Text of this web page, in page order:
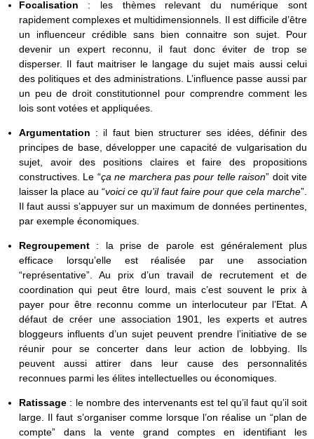
Focalisation : les thèmes relevant du numérique sont
rapidement complexes et multidimensionnels. Il est difficile d’être
un influenceur crédible sans bien connaitre son sujet. Pour
devenir un expert reconnu, il faut donc éviter de trop se
disperser. Il faut maitriser le langage du sujet mais aussi celui
des politiques et des administrations. L’influence passe aussi par
un peu de droit constitutionnel pour comprendre comment les
lois sont votées et appliquées.
Argumentation : il faut bien structurer ses idées, définir des
principes de base, développer une capacité de vulgarisation du
sujet, avoir des positions claires et faire des propositions
constructives. Le “ça ne marchera pas pour telle raison” doit vite
laisser la place au “voici ce qu’il faut faire pour que cela marche”.
Il faut aussi s’appuyer sur un maximum de données pertinentes,
par exemple économiques.
Regroupement : la prise de parole est généralement plus
efficace lorsqu’elle est réalisée par une association
“représentative”. Au prix d’un travail de recrutement et de
coordination qui peut être lourd, mais c’est souvent le prix à
payer pour être reconnu comme un interlocuteur par l’Etat. A
défaut de créer une association 1901, les experts et autres
bloggeurs influents d’un sujet peuvent prendre l’initiative de se
réunir pour se concerter dans leur action de lobbying. Ils
peuvent aussi attirer dans leur cause des personnalités
reconnues parmi les élites intellectuelles ou économiques.
Ratissage: le nombre des intervenants est tel qu’il faut qu’il soit
large. Il faut s’organiser comme lorsque l’on réalise un “plan de
compte” dans la vente grand comptes en identifiant les